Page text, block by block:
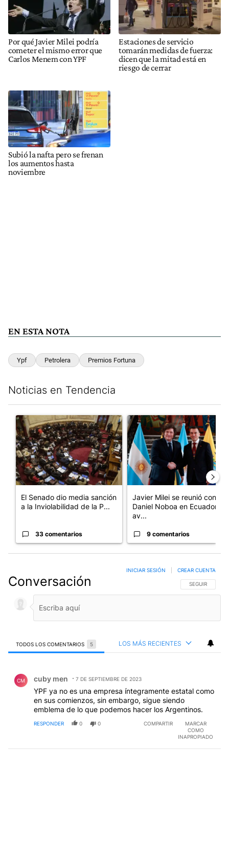
Por qué Javier Milei podría
cometer el mismo error que
Carlos Menem con YPF
Estaciones de servicio
tomarán medidas de fuerza:
dicen que la mitad está en
riesgo de cerrar
Subió la nafta pero se frenan
los aumentos hasta
noviembre
EN ESTA NOTA
Ypf Petrolera Premios Fortuna
Noticias en Tendencia
Un artículo de tendencia con el título "El Senado dio media
El Senado dio media sanción
a la Inviolabilidad de la P...
33 comentarios
Un artículo de tendencia con
Javier Milei se reunió con
Daniel Noboa en Ecuador y
av...
9 comentarios
Conversación SIGA ESTA
SEGUIR
INICIAR SESIÓN CREAR CUENTA
TODOS LOS COMENTARIOS 5 LOS MÁS RECIENTES
CM cuby men 7 DE SEPTIEMBRE DE 2023
YPF ya no es una empresa íntegramente estatal como
en sus comienzos, sin embargo, sigue siendo
emblema de lo que podemos hacer los Argentinos.
RESPONDER 0 0 COMPARTIR
MARCAR
COMO
INAPROPIADO